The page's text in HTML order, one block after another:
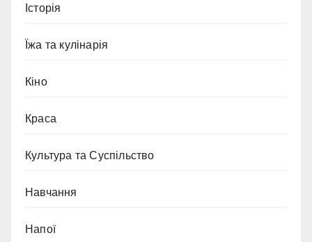
Історія
Їжа та кулінарія
Кіно
Краса
Культура та Суспільство
Навчання
Напої